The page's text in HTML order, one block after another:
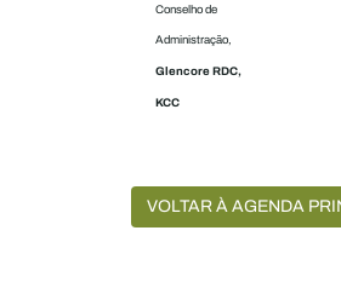
Conselho de
Administração,
Glencore RDC,
KCC
VOLTAR À AGENDA